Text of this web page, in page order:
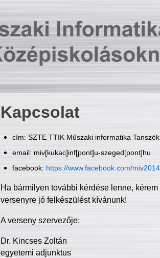
Kapcsolat
cím: SZTE TTIK Műszaki informatika
email: miv[kukac]inf[pont]u-szeged[pont]hu
facebook: https://www.facebook.com/miv2014
Ha bármilyen további kérdése lenne,
versenyre jó felkészülést kívánunk!
A verseny szervezője:
Dr. Kincses Zoltán
egyetemi adjunktus